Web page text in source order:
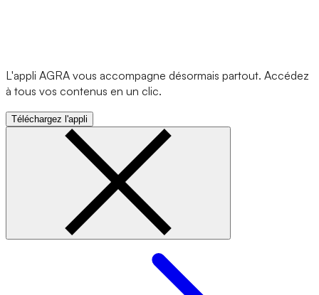
L'appli AGRA vous accompagne désormais partout. Accédez
à tous vos contenus en un clic.
Téléchargez l'appli